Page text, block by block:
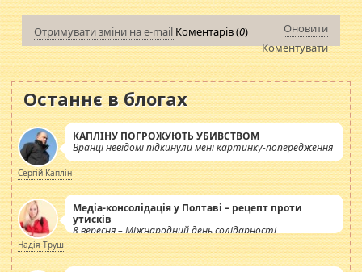
Отримувати зміни на e-mail Коментарів (0)
Оновити
Коментувати
Останнє в блогах
КАПЛІНУ ПОГРОЖУЮТЬ УБИВСТВОМ
Вранці невідомі підкинули мені картинку-попередження
Сергій Каплін
Медіа-консолідація у Полтаві – рецепт проти
утисків
8 вересня – Міжнародний день солідарності
журналістів.
Надія Труш